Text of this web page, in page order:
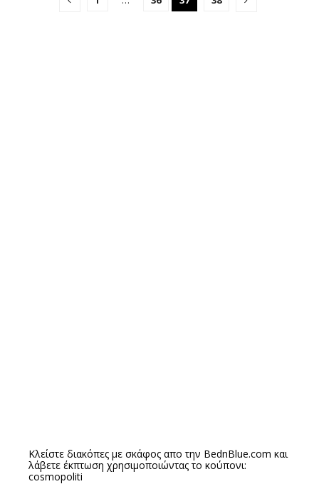
Κλείστε διακόπες με σκάφος απο την BednBlue.com και
λάβετε έκπτωση χρησιμοποιώντας το κούπονι:
cosmopoliti